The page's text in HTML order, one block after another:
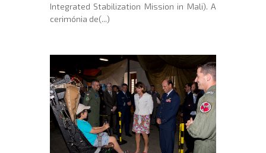
Integrated Stabilization Mission in Mali). A
cerimónia de(...)